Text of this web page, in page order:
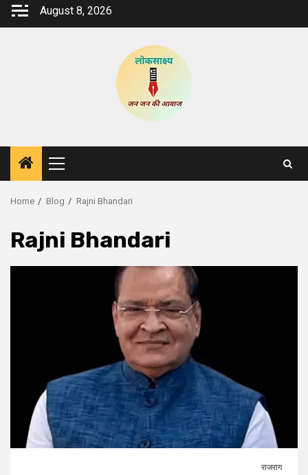
Skip
August 8, 2026
Primary
Menu
Home Blog Rajni Bhandari
Rajni Bhandari
राजराग